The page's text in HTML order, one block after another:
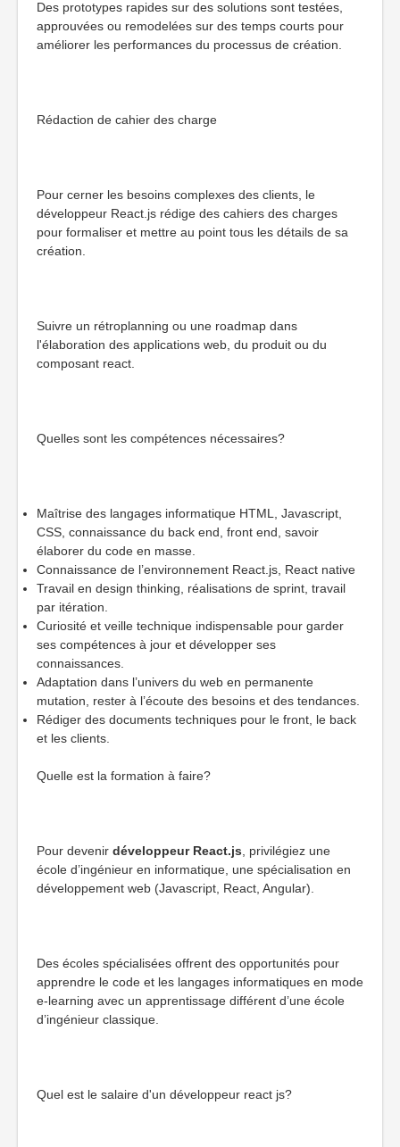
Des prototypes rapides sur des solutions sont testées,
approuvées ou remodelées sur des temps courts pour
améliorer les performances du processus de création.
Rédaction de cahier des charge
Pour cerner les besoins complexes des clients, le
développeur React.js rédige des cahiers des charges
pour formaliser et mettre au point tous les détails de sa
création.
Suivre un rétroplanning ou une roadmap dans
l'élaboration des applications web, du produit ou du
composant react.
Quelles sont les compétences nécessaires?
Maîtrise des langages informatique HTML, Javascript,
CSS, connaissance du back end, front end, savoir
élaborer du code en masse.
Connaissance de l’environnement React.js, React native
Travail en design thinking, réalisations de sprint, travail
par itération.
Curiosité et veille technique indispensable pour garder
ses compétences à jour et développer ses
connaissances.
Adaptation dans l’univers du web en permanente
mutation, rester à l’écoute des besoins et des tendances.
Rédiger des documents techniques pour le front, le back
et les clients.
Quelle est la formation à faire?
Pour devenir développeur React.js , privilégiez une
école d’ingénieur en informatique, une spécialisation en
développement web (Javascript, React, Angular).
Des écoles spécialisées offrent des opportunités pour
apprendre le code et les langages informatiques en mode
e-learning avec un apprentissage différent d’une école
d’ingénieur classique.
Quel est le salaire d'un développeur react js?